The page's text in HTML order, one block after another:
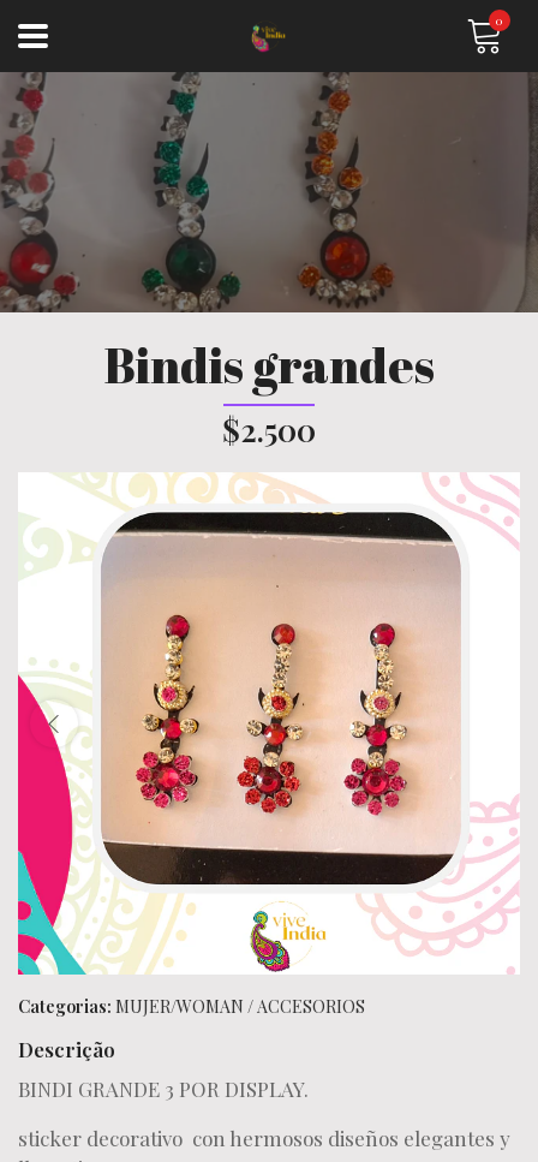
0
Bindis grandes
$2.500
Categorias: MUJER/WOMAN /ACCESORIOS
Descrição
BINDI GRANDE 3 POR DISPLAY.
sticker decorativo con hermosos diseños elegantes y